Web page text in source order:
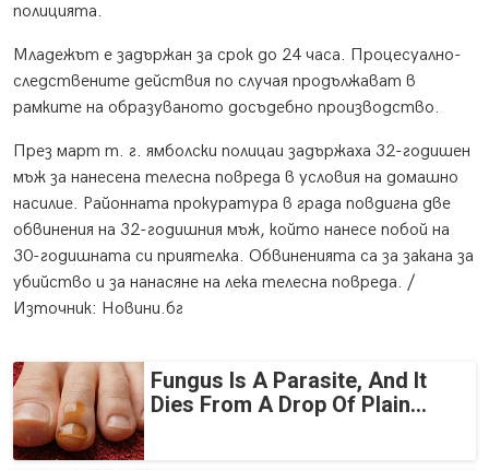
полицията.
Младежът е задържан за срок до 24 часа. Процесуално-
следствените действия по случая продължават в
рамките на образуваното досъдебно производство.
През март т. г. ямболски полицаи задържаха 32-годишен
мъж за нанесена телесна повреда в условия на домашно
насилие. Районната прокуратура в града повдигна две
обвинения на 32-годишния мъж, който нанесе побой на
30-годишната си приятелка. Обвиненията са за закана за
убийство и за нанасяне на лека телесна повреда. /
Източник: Новини.бг
Fungus Is A Parasite, And It
Dies From A Drop Of Plain...